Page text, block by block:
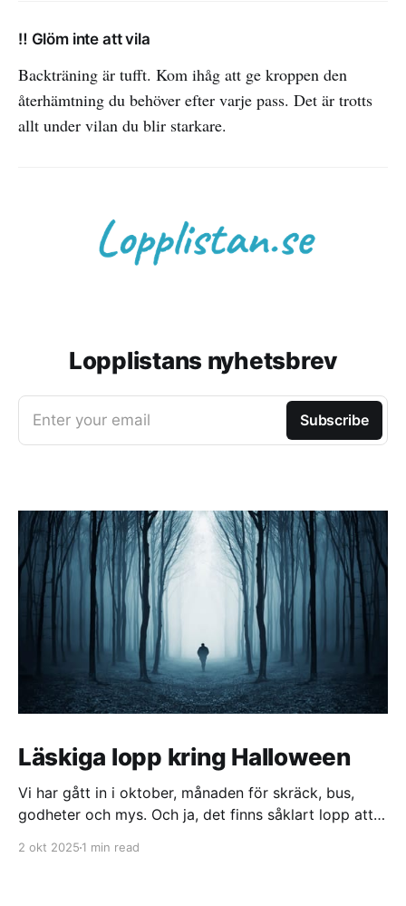
‼️ Glöm inte att vila
Backträning är tufft. Kom ihåg att ge kroppen den
återhämtning du behöver efter varje pass. Det är trotts
allt under vilan du blir starkare.
Lopplistans nyhetsbrev
Enter your email Subscribe
Läskiga lopp kring Halloween
Vi har gått in i oktober, månaden för skräck, bus,
godheter och mys. Och ja, det finns såklart lopp att
2 okt 2025 1 min read